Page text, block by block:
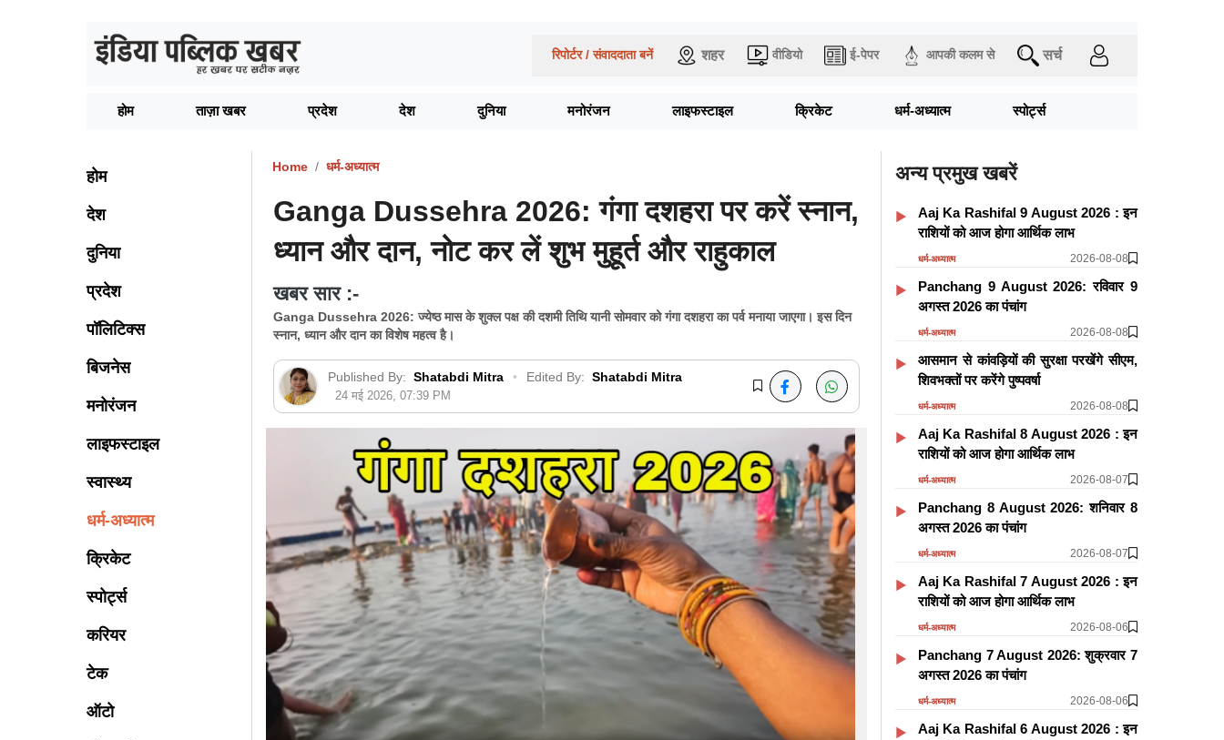
रिपोर्टर / संवाददाता बनें शहर वीडियो ई-पेपर आपकी कलम से सर्च
होम ताज़ा खबर प्रदेश देश दुनिया मनोरंजन लाइफस्टाइल क्रिकेट धर्म-अध्यात्म स्पोर्ट्स
होम
देश
दुनिया
प्रदेश
पॉलिटिक्स
बिजनेस
मनोरंजन
लाइफस्टाइल
स्वास्थ्य
धर्म-अध्यात्म
क्रिकेट
स्पोर्ट्स
करियर
टेक
ऑटो
Home धर्म-अध्यात्म
Ganga Dussehra 2026: गंगा दशहरा पर करें स्नान,
ध्यान और दान, नोट कर लें शुभ मुहूर्त और राहुकाल
खबर सार :-
Ganga Dussehra 2026: ज्येष्ठ मास के शुक्ल पक्ष की दशमी तिथि यानी सोमवार को गंगा दशहरा का पर्व मनाया जाएगा। इस दिन
स्नान, ध्यान और दान का विशेष महत्व है।
Published By: Shatabdi Mitra • Edited By: Shatabdi Mitra
24 मई 2026, 07:39 PM
अन्य प्रमुख खबरें
Aaj Ka Rashifal 9 August 2026 : इन
राशियों को आज होगा आर्थिक लाभ
धर्म-अध्यात्म 2026-08-08
Panchang 9 August 2026: रविवार 9
अगस्त 2026 का पंचांग
धर्म-अध्यात्म 2026-08-08
आसमान से कांवड़ियों की सुरक्षा परखेंगे सीएम,
शिवभक्तों पर करेंगे पुष्पवर्षा
धर्म-अध्यात्म 2026-08-08
Aaj Ka Rashifal 8 August 2026 : इन
राशियों को आज होगा आर्थिक लाभ
धर्म-अध्यात्म 2026-08-07
Panchang 8 August 2026: शनिवार 8
अगस्त 2026 का पंचांग
धर्म-अध्यात्म 2026-08-07
Aaj Ka Rashifal 7 August 2026 : इन
राशियों को आज होगा आर्थिक लाभ
धर्म-अध्यात्म 2026-08-06
Panchang 7 August 2026: शुक्रवार 7
अगस्त 2026 का पंचांग
धर्म-अध्यात्म 2026-08-06
Aaj Ka Rashifal 6 August 2026 : इन